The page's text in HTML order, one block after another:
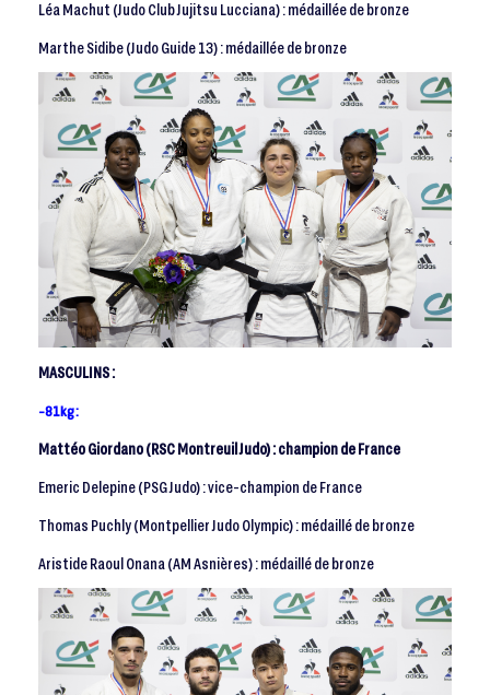
Léa Machut (Judo Club Jujitsu Lucciana) : médaillée de bronze
Marthe Sidibe (Judo Guide 13) : médaillée de bronze
MASCULINS :
-81kg :
Mattéo Giordano (RSC Montreuil Judo) : champion de France
Emeric Delepine (PSG Judo) : vice-champion de France
Thomas Puchly (Montpellier Judo Olympic) : médaillé de bronze
Aristide Raoul Onana (AM Asnières) : médaillé de bronze